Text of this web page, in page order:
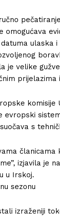
omogućava
ulaska
je velike
prijelazima
komisije
evropski
s
članicama
izjavila je
u Irskoj.
sezonu
izraženiji